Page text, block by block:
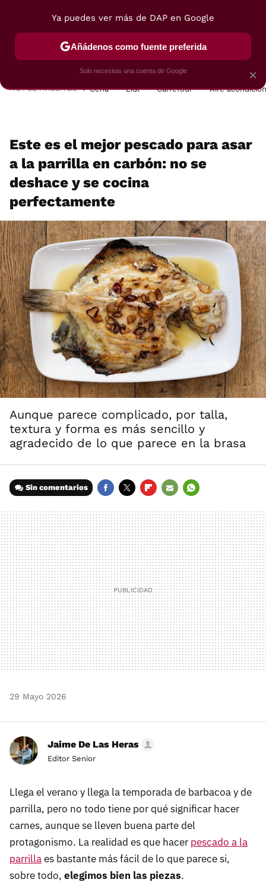
POSTRES VIAJES SELECCIÓN VEGUI
HOY SE HABLA DE Cena Lidl Carrefour Aire
Este es el mejor pescado para asar
a la parrilla en carbón: no se
deshace y se cocina
perfectamente
Aunque parece complicado, por talla,
textura y forma es más sencillo y
agradecido de lo que parece en la brasa
Sin comentarios
MAIL
29 Mayo 2026
Jaime De Las Heras
Editor Senior
Llega el verano y llega la temporada de barbacoa y de
parrilla, pero no todo tiene por qué significar hacer
carnes, aunque se lleven buena parte del
protagonismo. La realidad es que hacer pescado a la
parrillaes bastante más fácil de lo que parece si,
sobre todo, elegimos bien las piezas.
×
Ya puedes ver más de DAP en Google
Añádenos como fuente preferida
Solo necesitas una cuenta de Google